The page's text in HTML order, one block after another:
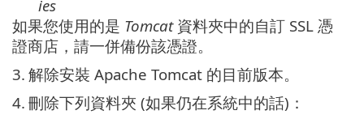
ies
如果您使用的是 Tomcat資料夾中的自訂 SSL 憑
證商店，請一併備份該憑證。
3. 解除安裝 Apache Tomcat 的目前版本。
4. 刪除下列資料夾 (如果仍在系統中的話)：